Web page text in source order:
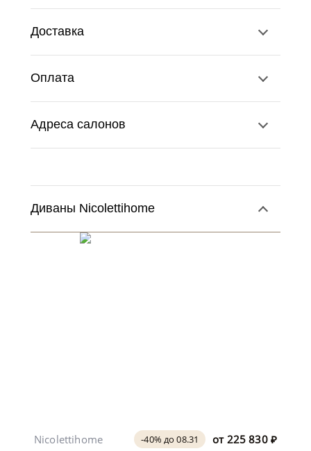
Доставка
Оплата
Адреса салонов
Диваны Nicolettihome
от 225 830 ₽
-40% до 08.31
Nicolettihome